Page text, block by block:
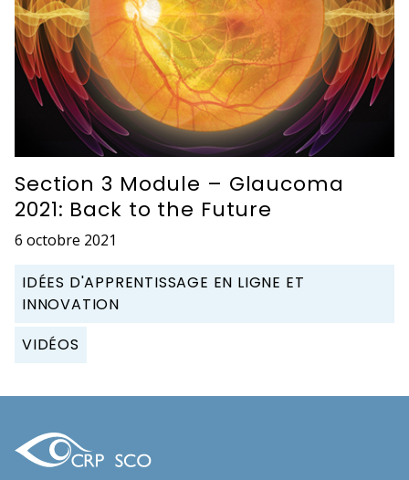
Section 3 Module – Glaucoma
2021: Back to the Future
6 octobre 2021
IDÉES D'APPRENTISSAGE EN LIGNE ET
INNOVATION
VIDÉOS